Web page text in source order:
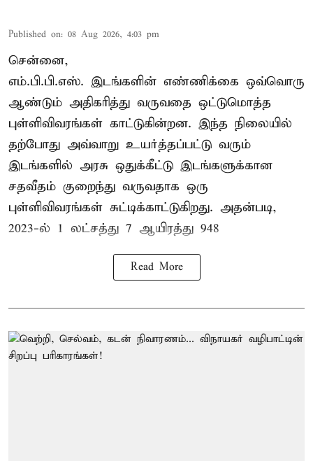
Published on: 08 Aug 2026, 4:03 pm
சென்னை,
எம்.பி.பி.எஸ். இடங்களின் எண்ணிக்கை ஒவ்வொரு
ஆண்டும் அதிகரித்து வருவதை ஒட்டுமொத்த
புள்ளிவிவரங்கள் காட்டுகின்றன. இந்த நிலையில்
தற்போது அவ்வாறு உயர்த்தப்பட்டு வரும்
இடங்களில் அரசு ஒதுக்கீட்டு இடங்களுக்கான
சதவீதம் குறைந்து வருவதாக ஒரு
புள்ளிவிவரங்கள் சுட்டிக்காட்டுகிறது. அதன்படி,
2023-ல் 1 லட்சத்து 7 ஆயிரத்து 948
Read More